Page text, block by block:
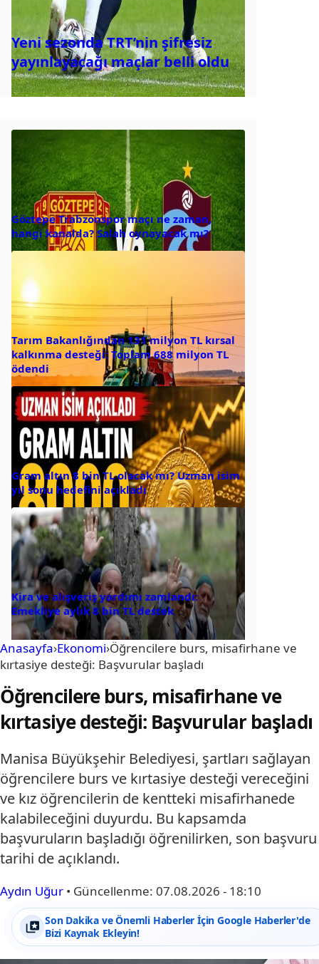
Yeni sezonda TRT’nin şifresiz
yayınlayacağı maçlar belli oldu
Göztepe Trabzonspor maçı ne zaman,
hangi kanalda? Salah oynayacak mı?
Tarım Bakanlığından 131 milyon TL kırsal
kalkınma desteği: Toplam 688 milyon TL
ödendi
Gram altın 8 bin TL olacak mı? Uzman isim
yıl sonu hedefini açıkladı
Kira ve alışveriş yardımı zamlandı:
Emekliye aylık 8 bin TL destek
Anasayfa›Ekonomi›Öğrencilere burs, misafirhane ve
kırtasiye desteği: Başvurular başladı
Öğrencilere burs, misafirhane ve
kırtasiye desteği: Başvurular başladı
Manisa Büyükşehir Belediyesi, şartları sağlayan
öğrencilere burs ve kırtasiye desteği vereceğini
ve kız öğrencilerin de kentteki misafirhanede
kalabileceğini duyurdu. Bu kapsamda
başvuruların başladığı öğrenilirken, son başvuru
tarihi de açıklandı.
Aydın Uğur • Güncellenme: 07.08.2026 - 18:10
Son Dakika ve Önemli Haberler İçin Google Haberler'de
Bizi Kaynak Ekleyin!